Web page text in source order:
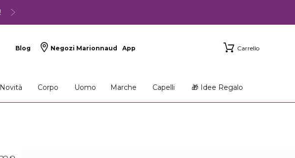
Blog Negozi Marionnaud App Carrello
Novità Corpo Uomo Marche Capelli 🎁 Idee Regalo